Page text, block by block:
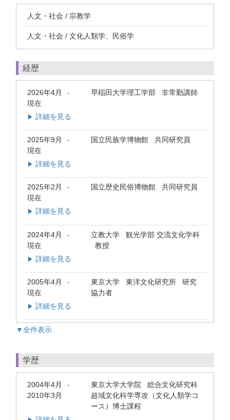
人文・社会 / 宗教学
人文・社会 / 文化人類学、民俗学
経歴
2026年4月 -
現在
早稲田大学理工学部 非常勤講師
▶ 詳細を見る
2025年9月 -
現在
国立民族学博物館 共同研究員
▶ 詳細を見る
2025年2月 -
現在
国立歴史民俗博物館 共同研究員
▶ 詳細を見る
2024年4月 -
現在
立教大学 観光学部 交流文化学科
教授
▶ 詳細を見る
2005年4月 -
現在
東京大学 東洋文化研究所 研究
協力者
▶ 詳細を見る
▼全件表示
学歴
2004年4月 -
2010年3月
東京大学大学院 総合文化研究科
超域文化科学専攻（文化人類学コ
ース）博士課程